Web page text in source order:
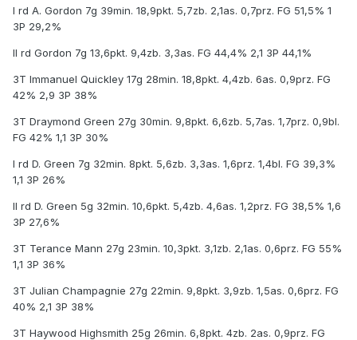
I rd A. Gordon 7g 39min. 18,9pkt. 5,7zb. 2,1as. 0,7prz. FG 51,5% 1
3P 29,2%
II rd Gordon 7g 13,6pkt. 9,4zb. 3,3as. FG 44,4% 2,1 3P 44,1%
3T Immanuel Quickley 17g 28min. 18,8pkt. 4,4zb. 6as. 0,9prz. FG
42% 2,9 3P 38%
3T Draymond Green 27g 30min. 9,8pkt. 6,6zb. 5,7as. 1,7prz. 0,9bl.
FG 42% 1,1 3P 30%
I rd D. Green 7g 32min. 8pkt. 5,6zb. 3,3as. 1,6prz. 1,4bl. FG 39,3%
1,1 3P 26%
II rd D. Green 5g 32min. 10,6pkt. 5,4zb. 4,6as. 1,2prz. FG 38,5% 1,6
3P 27,6%
3T Terance Mann 27g 23min. 10,3pkt. 3,1zb. 2,1as. 0,6prz. FG 55%
1,1 3P 36%
3T Julian Champagnie 27g 22min. 9,8pkt. 3,9zb. 1,5as. 0,6prz. FG
40% 2,1 3P 38%
3T Haywood Highsmith 25g 26min. 6,8pkt. 4zb. 2as. 0,9prz. FG